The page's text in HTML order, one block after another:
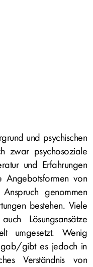
und psychischen
zwar psychosoziale
und Erfahrungen
Angebotsformen von
genommen
bestehen. Viele
Lösungsansätze
umgesetzt. Wenig
gab/gibt es jedoch in
Verständnis von